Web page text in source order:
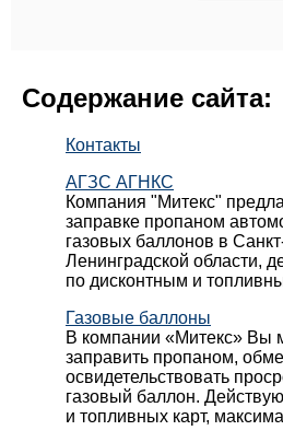
Содержание сайта:
Контакты
АГЗС АГНКС
Компания "Митекс"
заправке пропаном
газовых баллонов в
Ленинградской области,
по дисконтным и
Газовые баллоны
В компании «Митекс» Вы
заправить пропаном,
освидетельствовать
газовый баллон.
и топливных карт,